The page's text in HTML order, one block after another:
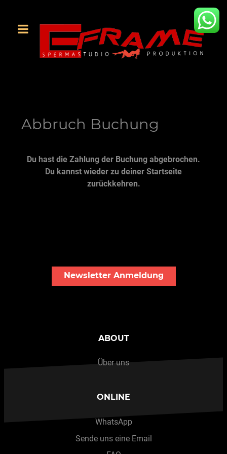
Abbruch Buchung
Du hast die Zahlung der Buchung abgebrochen.
Du kannst wieder zu deiner Startseite
zurückkehren.
Newsletter Anmeldung
ABOUT
Über uns
ONLINE
WhatsApp
Sende uns eine Email